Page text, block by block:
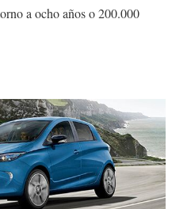
a ocho años o 200.000